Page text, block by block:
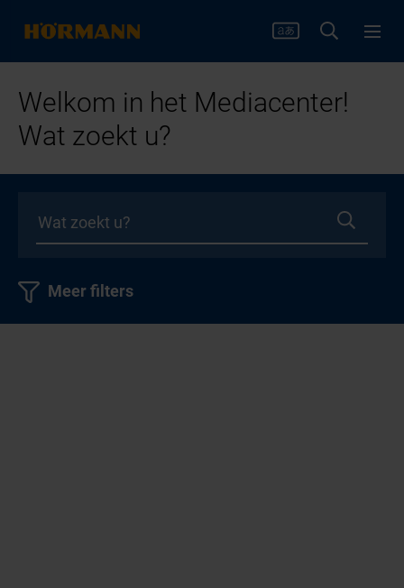
Welkom in het Mediacenter!
Wat zoekt u?
Meer filters